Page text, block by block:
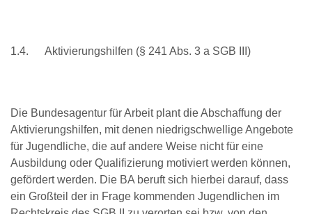
1.4. Aktivierungshilfen (§ 241 Abs. 3 a SGB III)
Die Bundesagentur für Arbeit plant die Abschaffung der
Aktivierungshilfen, mit denen niedrigschwellige Angebote
für Jugendliche, die auf andere Weise nicht für eine
Ausbildung oder Qualifizierung motiviert werden können,
gefördert werden. Die BA beruft sich hierbei darauf, dass
ein Großteil der in Frage kommenden Jugendlichen im